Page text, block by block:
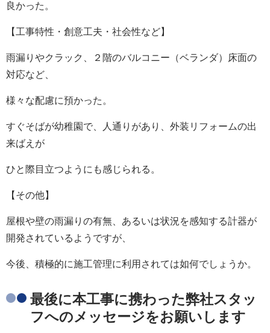
良かった。
【工事特性・創意工夫・社会性など】
雨漏りやクラック、２階のバルコニー（ベランダ）床面の
対応など、
様々な配慮に預かった。
すぐそばが幼稚園で、人通りがあり、外装リフォームの出
来ばえが
ひと際目立つようにも感じられる。
【その他】
屋根や壁の雨漏りの有無、あるいは状況を感知する計器が
開発されているようですが、
今後、積極的に施工管理に利用されては如何でしょうか。
最後に本工事に携わった弊社スタッ
フへのメッセージをお願いします